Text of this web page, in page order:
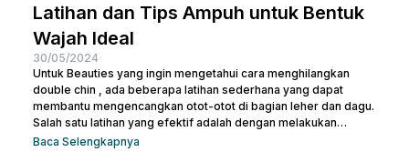
Latihan dan Tips Ampuh untuk Bentuk
Wajah Ideal
30/05/2024
Untuk Beauties yang ingin mengetahui cara menghilangkan
double chin , ada beberapa latihan sederhana yang dapat
membantu mengencangkan otot-otot di bagian leher dan dagu.
Salah satu latihan yang efektif adalah dengan melakukan
gerakan menutup dan membuka mulut secara berulang. Kamu
Baca Selengkapnya